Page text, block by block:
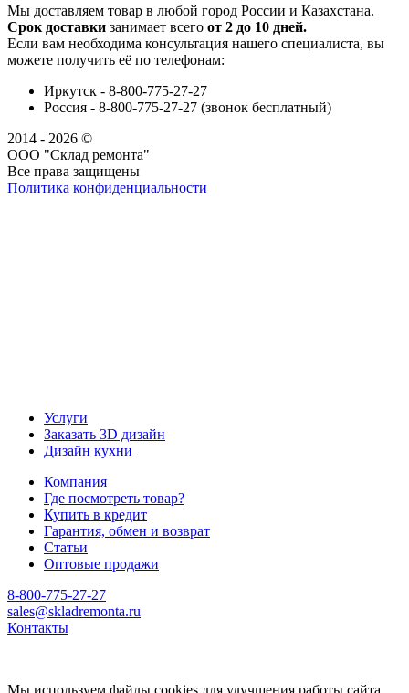
Мы доставляем товар в любой город России и Казахстана.
Срок доставки занимает всего от 2 до 10 дней.
Если вам необходима консультация нашего специалиста, вы
можете получить её по телефонам:
Иркутск - 8-800-775-27-27
Россия - 8-800-775-27-27 (звонок бесплатный)
2014 - 2026 ©
ООО "Склад ремонта"
Все права защищены
Политика конфиденциальности
Услуги
Заказать 3D дизайн
Дизайн кухни
Компания
Где посмотреть товар?
Купить в кредит
Гарантия, обмен и возврат
Статьи
Оптовые продажи
8-800-775-27-27
sales@skladremonta.ru
Контакты
Мы используем файлы cookies для улучшения работы сайта.